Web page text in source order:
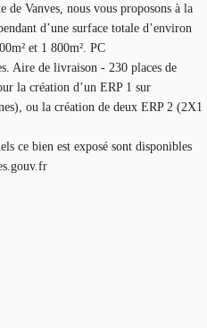
Vanves, nous vous proposons à la
d’une surface totale d’environ
et 1 800m². PC
Aire de livraison - 230 places de
la création d’un ERP 1 sur
ou la création de deux ERP 2 (2X1
ce bien est exposé sont disponibles